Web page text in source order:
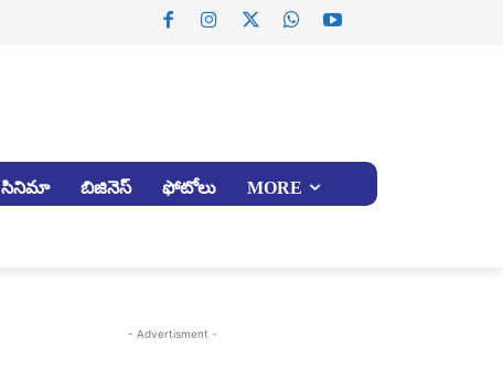
సినిమా బిజినెస్ ఫోటోలు MORE
- Advertisment -